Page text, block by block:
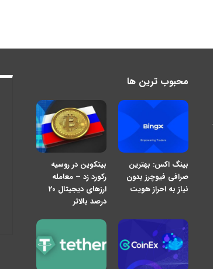
محبوب ترین ها
بینگ اکس: بهترین
صرافی فیوچرز بدون
نیاز به احراز هویت
بیتکوین در روسیه
رکورد زد – معامله
ارزهای دیجیتال 20
درصد بالاتر